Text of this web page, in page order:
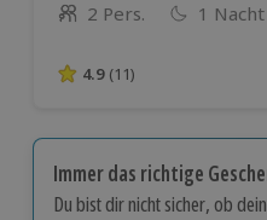
Anzahl der Teilnehmer
2 Pers. 1 Nacht
4.9 von 5 Sternen
4.9 (11)
Immer das richtige
Du bist dir nicht sicher, ob